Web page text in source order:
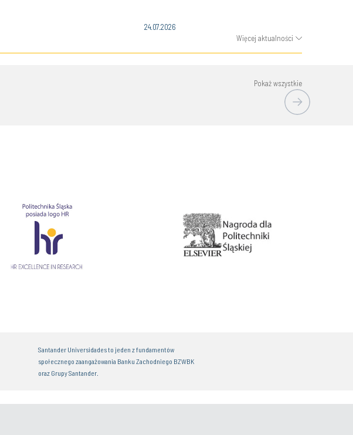
24.07.2026
Więcej aktualności
Pokaż wszystkie
Santander Universidades to jeden z fundamentów
społecznego zaangażowania Banku Zachodniego BZWBK
oraz Grupy Santander.